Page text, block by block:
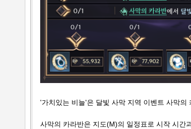
'가치있는 비늘'은 달빛 사막 지역 이벤트 사막의
사막의 카라반은 지도(M)의 일정표로 시작 시간